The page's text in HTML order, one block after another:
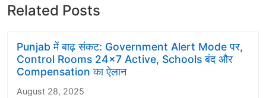
Related Posts
Punjab में बाढ़ संकट: Government Alert Mode पर,
Control Rooms 24×7 Active, Schools बंद और
Compensation का ऐलान
August 28, 2025